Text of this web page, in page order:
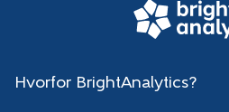
Hvorfor BrightAnalytics?